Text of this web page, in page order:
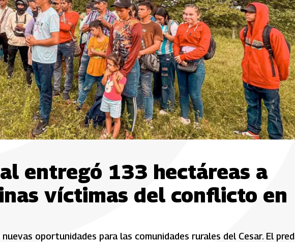
entregó 133 hectáreas a
víctimas del conflicto en
oportunidades para las comunidades rurales del Cesar. El